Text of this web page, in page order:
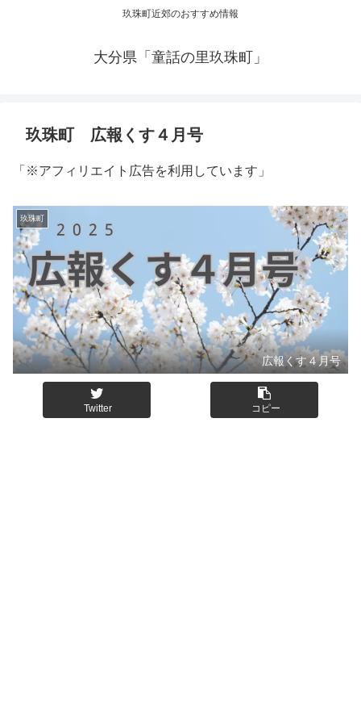
玖珠町近郊のおすすめ情報
大分県「童話の里玖珠町」
玖珠町 広報くす４月号
「※アフィリエイト広告を利用しています」
玖珠町
広報くす４月号
Twitter コピー